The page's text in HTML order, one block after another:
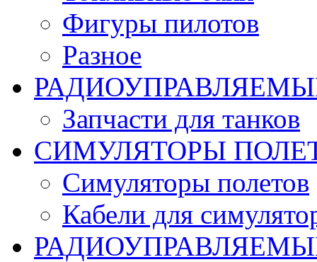
Фигуры пилотов
Разное
Запчасти для танков
СИМУЛЯТОРЫ
Симуляторы полетов
Кабели для